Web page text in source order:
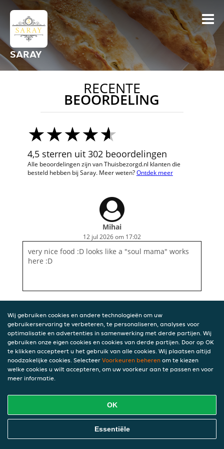
SARAY
RECENTE
BEOORDELING
4,5 sterren uit 302 beoordelingen
Alle beoordelingen zijn van Thuisbezorgd.nl klanten die
besteld hebben bij Saray. Meer weten?Ontdek meer
Mihai
12 jul 2026 om 17:02
very nice food :D looks like a "soul mama" works
here :D
Wij gebruiken cookies en andere technologieën om uw
gebruikerservaring te verbeteren, te personaliseren, analyses voor
optimalisatie en advertenties in samenwerking met derde partijen. Wij
gebruiken onze eigen cookies en cookies van derde partijen. Door op OK
te klikken accepteert u het gebruik van alle cookies. Wij plaatsen altijd
noodzakelijke cookies. Selecteer Voorkeuren beheren om te kiezen
welke cookies u wilt accepteren, om uw voorkeur aan te passen en voor
meer informatie.
OK
Essentiële